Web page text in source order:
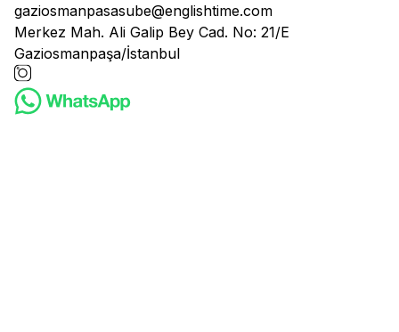
gaziosmanpasasube@englishtime.com
Merkez Mah. Ali Galip Bey Cad. No: 21/E
Gaziosmanpaşa/İstanbul